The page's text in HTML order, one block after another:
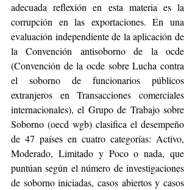
adecuada reflexión en esta materia es la
corrupción en las exportaciones. En una
evaluación independiente de la aplicación de
la Convención antisoborno de la ocde
(Convención de la ocde sobre Lucha contra
el soborno de funcionarios públicos
extranjeros en Transacciones comerciales
internacionales), el Grupo de Trabajo sobre
Soborno (oecd wgb) clasifica el desempeño
de 47 países en cuatro categorías: Activo,
Moderado, Limitado y Poco o nada, que
puntúan según el número de investigaciones
de soborno iniciadas, casos abiertos y casos